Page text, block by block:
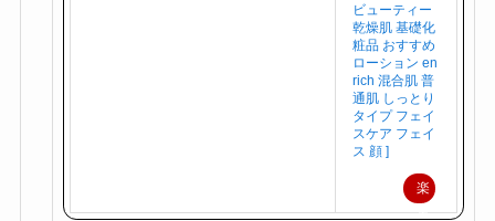
品・コスメ・
ビューティー
乾燥肌 基礎化
粧品 おすすめ
ローション en
rich 混合肌 普
通肌 しっとり
タイプ フェイ
スケア フェイ
楽